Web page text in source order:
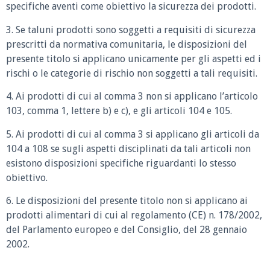
specifiche aventi come obiettivo la sicurezza dei prodotti.
3. Se taluni prodotti sono soggetti a requisiti di sicurezza
prescritti da normativa comunitaria, le disposizioni del
presente titolo si applicano unicamente per gli aspetti ed i
rischi o le categorie di rischio non soggetti a tali requisiti.
4. Ai prodotti di cui al comma 3 non si applicano l’articolo
103, comma 1, lettere b) e c), e gli articoli 104 e 105.
5. Ai prodotti di cui al comma 3 si applicano gli articoli da
104 a 108 se sugli aspetti disciplinati da tali articoli non
esistono disposizioni specifiche riguardanti lo stesso
obiettivo.
6. Le disposizioni del presente titolo non si applicano ai
prodotti alimentari di cui al regolamento (CE) n. 178/2002,
del Parlamento europeo e del Consiglio, del 28 gennaio
2002.